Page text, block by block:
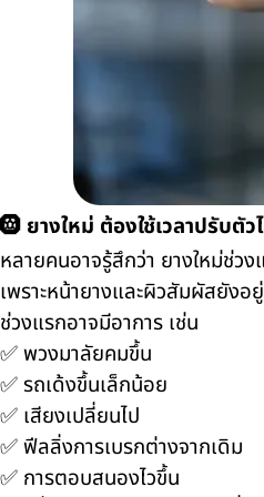
🛞 ยางใหม่ ต้องใช้เวลาปรับตัว
หลายคนอาจรู้สึกว่า ยางใหม่ช่วง
เพราะหน้ายางและผิวสัมผัสยัง
ช่วงแรกอาจมีอาการ เช่น
✅ พวงมาลัยคมขึ้น
✅ รถเด้งขึ้นเล็กน้อย
✅ เสียงเปลี่ยนไป
✅ ฟีลลิ่งการเบรกต่างจากเดิม
✅ การตอบสนองไวขึ้น